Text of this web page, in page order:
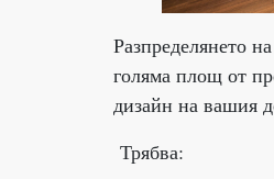
Разпределянето
голяма площ от
дизайн на вашия
Трябва: